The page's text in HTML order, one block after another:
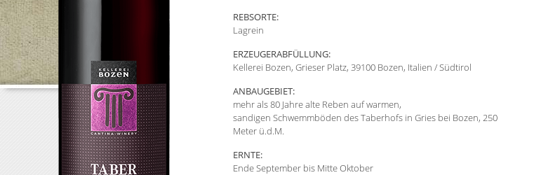
REBSORTE:
Lagrein
ERZEUGERABFÜLLUNG:
Kellerei Bozen, Grieser Platz, 39100 Bozen, Italien / Südtirol
ANBAUGEBIET:
mehr als 80 Jahre alte Reben auf warmen,
sandigen Schwemmböden des Taberhofs in Gries bei Bozen, 250
Meter ü.d.M.
ERNTE:
Ende September bis Mitte Oktober